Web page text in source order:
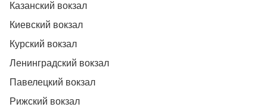
Казанский вокзал
Киевский вокзал
Курский вокзал
Ленинградский вокзал
Павелецкий вокзал
Рижский вокзал